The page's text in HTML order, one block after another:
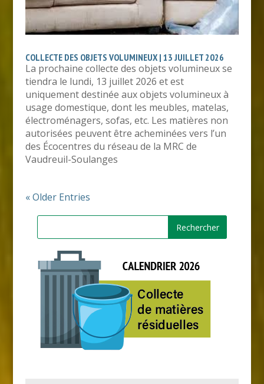
COLLECTE DES OBJETS VOLUMINEUX | 13 JUILLET 2026
La prochaine collecte des objets volumineux se
tiendra le lundi, 13 juillet 2026 et est
uniquement destinée aux objets volumineux à
usage domestique, dont les meubles, matelas,
électroménagers, sofas, etc. Les matières non
autorisées peuvent être acheminées vers l’un
des Écocentres du réseau de la MRC de
Vaudreuil-Soulanges
« Older Entries